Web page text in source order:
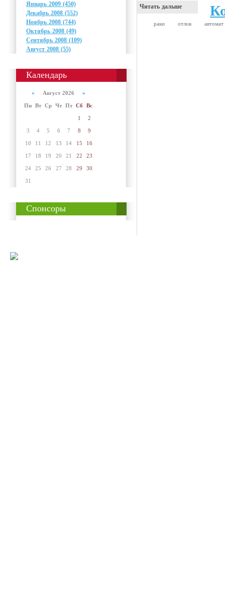
Январь 2009 (450)
Декабрь 2008 (552)
Ноябрь 2008 (744)
Октябрь 2008 (49)
Сентябрь 2008 (109)
Август 2008 (55)
Календарь
« Август 2026 »
Пн Вт Ср Чт Пт Сб Вс
1 2
3 4 5 6 7 8 9
10 11 12 13 14 15 16
17 18 19 20 21 22 23
24 25 26 27 28 29 30
31
Спонсоры
Читать дальше
раки отлов автомат